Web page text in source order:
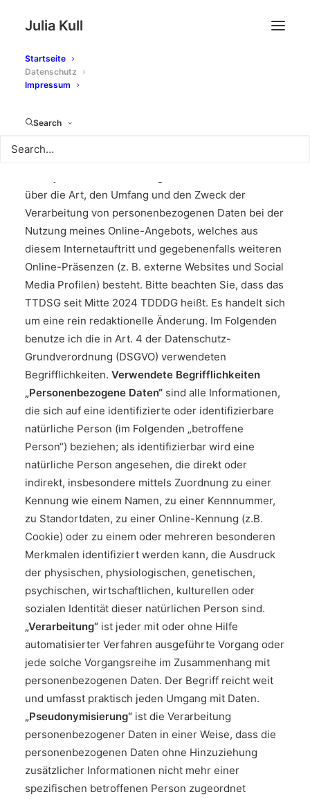
Julia Kull
Startseite
Datenschutz
Impressum
Search
Datenschutz
über die Art, den Umfang und den Zweck der
Verarbeitung von personenbezogenen Daten bei der
Nutzung meines Online-Angebots, welches aus
diesem Internetauftritt und gegebenenfalls weiteren
Online-Präsenzen (z. B. externe Websites und Social
Media Profilen) besteht. Bitte beachten Sie, dass das
TTDSG seit Mitte 2024 TDDDG heißt. Es handelt sich
um eine rein redaktionelle Änderung. Im Folgenden
benutze ich die in Art. 4 der Datenschutz-
Grundverordnung (DSGVO) verwendeten
Begrifflichkeiten. Verwendete Begrifflichkeiten
„Personenbezogene Daten“ sind alle Informationen,
die sich auf eine identifizierte oder identifizierbare
natürliche Person (im Folgenden „betroffene
Person“) beziehen; als identifizierbar wird eine
natürliche Person angesehen, die direkt oder
indirekt, insbesondere mittels Zuordnung zu einer
Kennung wie einem Namen, zu einer Kennnummer,
zu Standortdaten, zu einer Online-Kennung (z.B.
Cookie) oder zu einem oder mehreren besonderen
Merkmalen identifiziert werden kann, die Ausdruck
der physischen, physiologischen, genetischen,
psychischen, wirtschaftlichen, kulturellen oder
sozialen Identität dieser natürlichen Person sind.
„Verarbeitung“ ist jeder mit oder ohne Hilfe
automatisierter Verfahren ausgeführte Vorgang oder
jede solche Vorgangsreihe im Zusammenhang mit
personenbezogenen Daten. Der Begriff reicht weit
und umfasst praktisch jeden Umgang mit Daten.
„Pseudonymisierung“ ist die Verarbeitung
personenbezogener Daten in einer Weise, dass die
personenbezogenen Daten ohne Hinzuziehung
zusätzlicher Informationen nicht mehr einer
spezifischen betroffenen Person zugeordnet